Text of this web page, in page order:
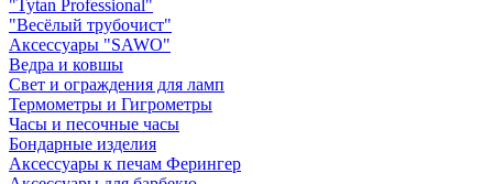
"Tytan Professional"
"Весёлый трубочист"
Аксессуары "SAWO"
Ведра и ковшы
Свет и ограждения для ламп
Термометры и Гигрометры
Часы и песочные часы
Бондарные изделия
Аксессуары к печам Ферингер